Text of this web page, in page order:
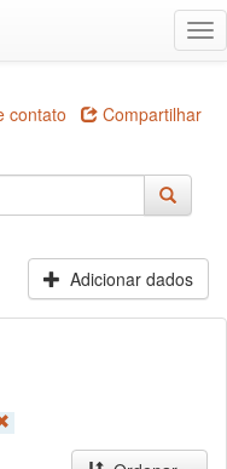
contato Compartilhar
Adicionar dados